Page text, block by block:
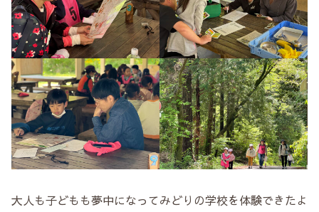
大人も子どもも夢中になってみどりの学校を体験できたよ